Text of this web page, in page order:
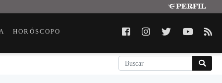
HORÓSCOPO